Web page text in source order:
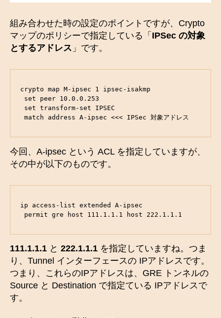
組み合わせた時の設定のポイントですが、Crypto
マップのポリシーで指定している「 IPSec の対象
とするアドレス 」です。
crypto map M-ipsec 1 ipsec-isakmp
match address A-ipsec <<< IPSec 対象アドレス
今回、A-ipsec という ACL を指定していますが、
その中が以下のものです。
ip access-list extended A-ipsec
permit gre host 111.1.1.1 host 222.1.1.1
111.1.1.1 と 222.1.1.1 を指定していますね。つま
り、Tunnel インターフェースの IPアドレスです。
つまり、これらのIPアドレスは、GRE トンネルの
Source と Destination で指定ている IPアドレスで
す。